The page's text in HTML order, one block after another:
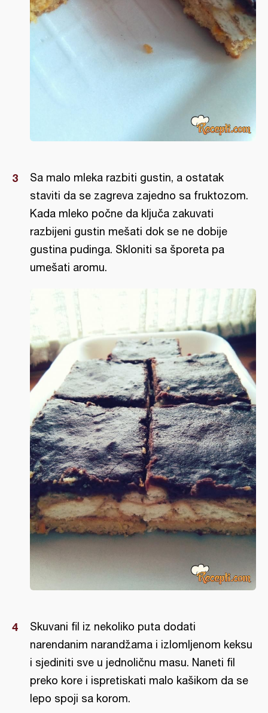
Sa malo mleka razbiti gustin, a ostatak
staviti da se zagreva zajedno sa fruktozom.
Kada mleko počne da ključa zakuvati
razbijeni gustin mešati dok se ne dobije
gustina pudinga. Skloniti sa šporeta pa
umešati aromu.
Skuvani fil iz nekoliko puta dodati
narendanim narandžama i izlomljenom keksu
i sjediniti sve u jednoličnu masu. Naneti fil
preko kore i ispretiskati malo kašikom da se
lepo spoji sa korom.